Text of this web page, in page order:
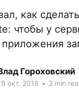
как
чтобы у
приложения
Гороховский
окт. 2018 • 2 min